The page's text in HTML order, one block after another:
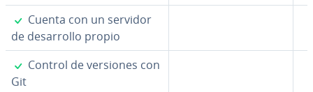
✓
Cuenta con un servidor
de de­sa­rro­llo propio
✓
Control de versiones con
Git